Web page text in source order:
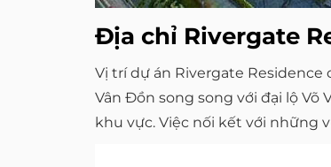
Địa chỉ Rivergate
Vị trí dự án Rivergate Residence
Vân Đồn song song với đại lộ
khu vực. Việc nối kết với những